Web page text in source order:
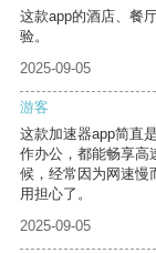
这款app的酒店、餐
验。
2025-09-05
游客
这款加速器app简直
作办公，都能畅享高
候，经常因为网速慢
用担心了。
2025-09-05